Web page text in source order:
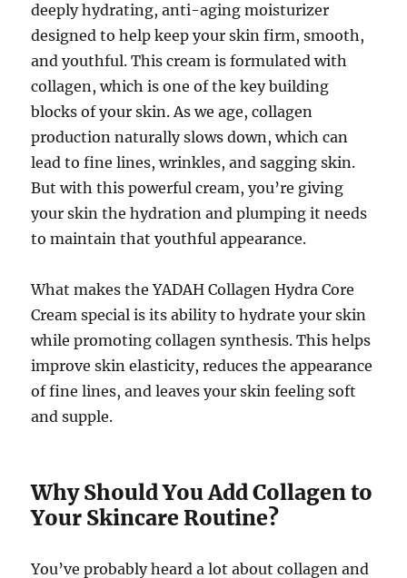
deeply hydrating, anti-aging moisturizer
designed to help keep your skin firm, smooth,
and youthful. This cream is formulated with
collagen, which is one of the key building
blocks of your skin. As we age, collagen
production naturally slows down, which can
lead to fine lines, wrinkles, and sagging skin.
But with this powerful cream, you’re giving
your skin the hydration and plumping it needs
to maintain that youthful appearance.
What makes the YADAH Collagen Hydra Core
Cream special is its ability to hydrate your skin
while promoting collagen synthesis. This helps
improve skin elasticity, reduces the appearance
of fine lines, and leaves your skin feeling soft
and supple.
Why Should You Add Collagen to
Your Skincare Routine?
You’ve probably heard a lot about collagen and